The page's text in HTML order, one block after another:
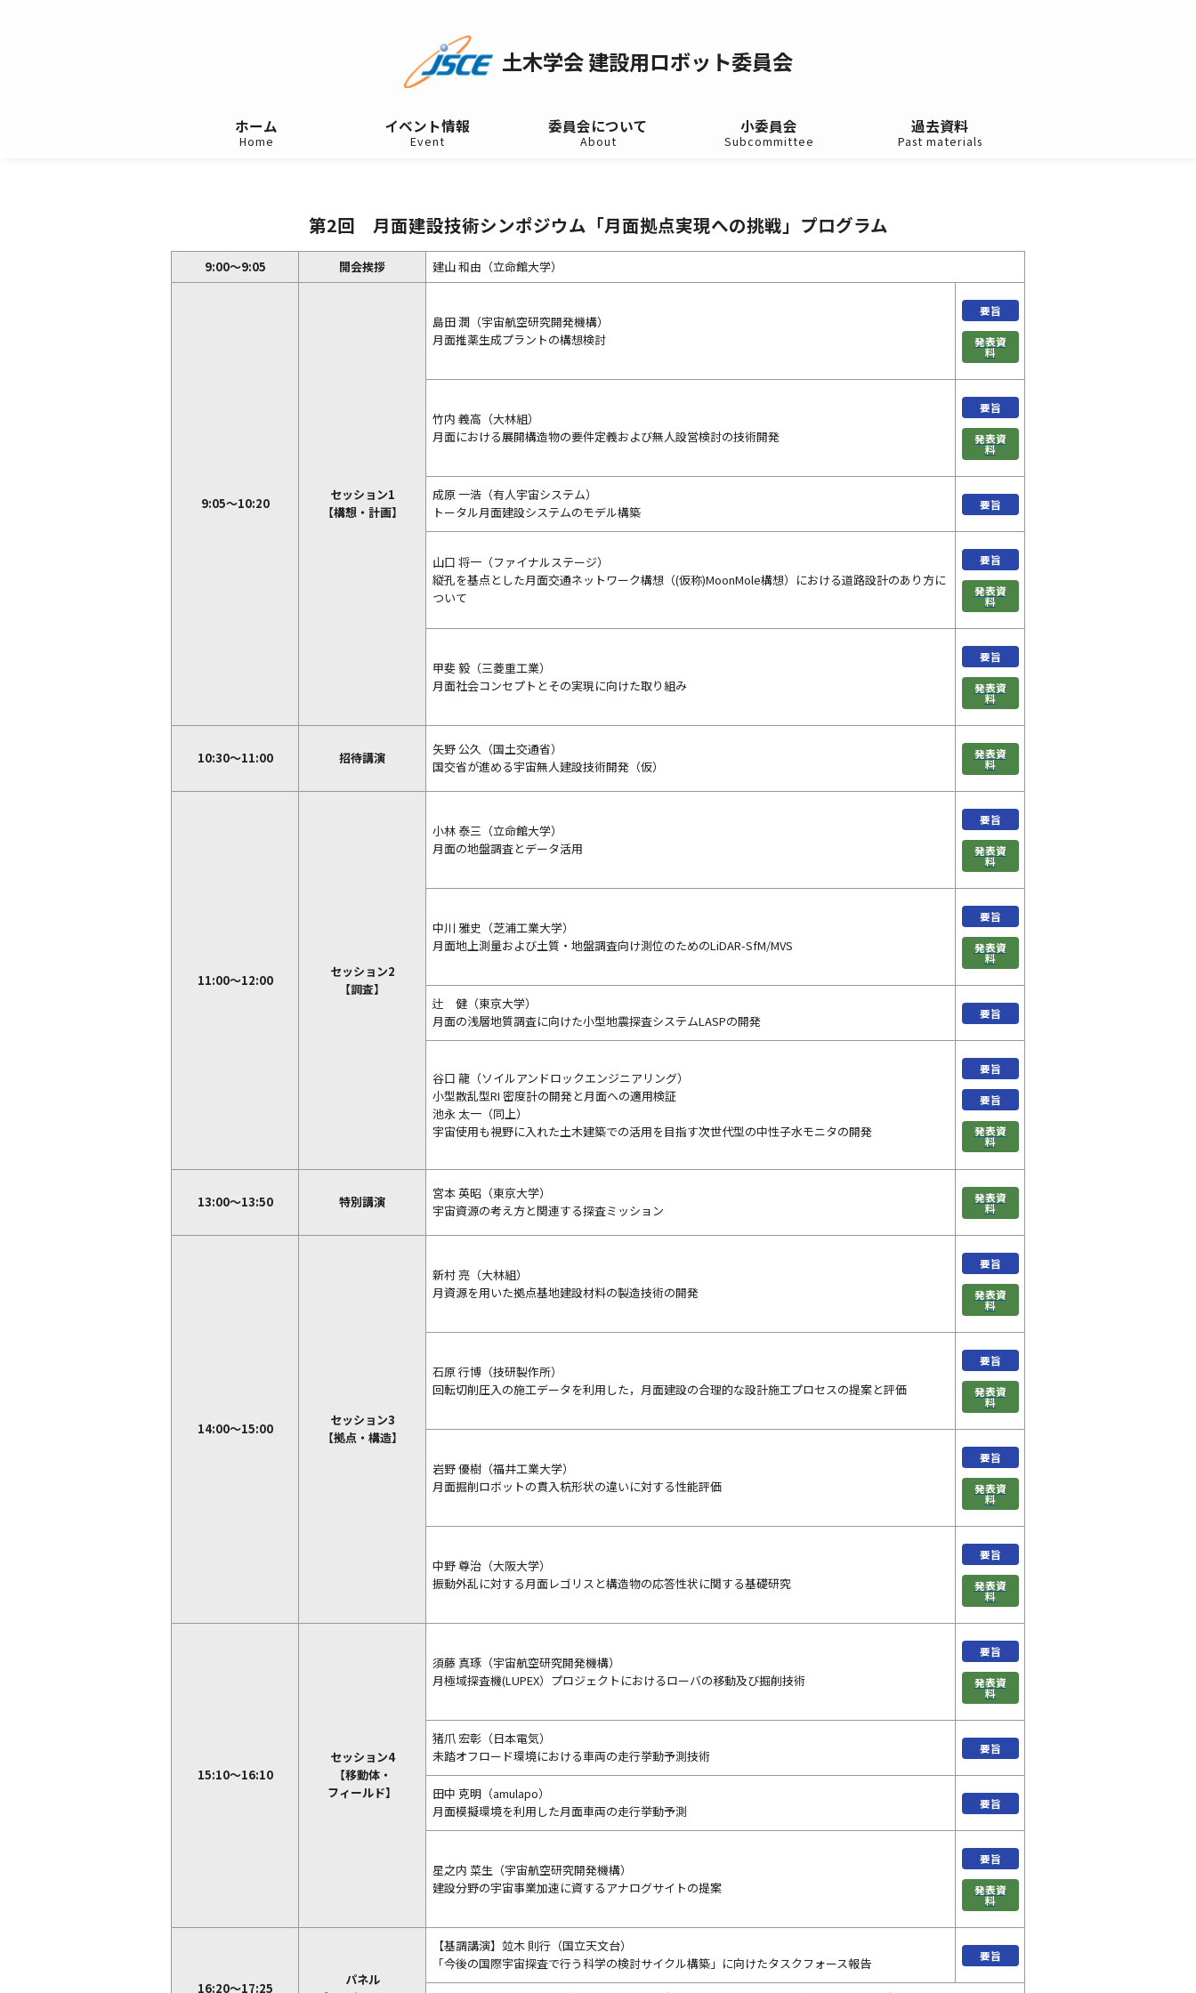
土木学会 建設用ロボット委員会
ホーム
Home
イベント情報
Event
委員会について
About
小委員会
Subcommittee
過去資料
Past materials
第2回 月面建設技術シンポジウム「月面拠点実現への挑戦」プログラム
9:00～9:05 開会挨拶 建山 和由（立命館大学）
9:05～10:20
セッション1
【構想・計画】
島田 潤（宇宙航空研究開発機構）
月面推薬生成プラントの構想検討
要旨
発表資
料
竹内 義高（大林組）
月面における展開構造物の要件定義および無人設営検討の技術開発
要旨
発表資
料
成原 一浩（有人宇宙システム）
トータル月面建設システムのモデル構築
要旨
山口 将一（ファイナルステージ）
縦孔を基点とした月面交通ネットワーク構想（(仮称)MoonMole構想）における道路設計のあり方に
ついて
要旨
発表資
料
甲斐 毅（三菱重工業）
月面社会コンセプトとその実現に向けた取り組み
要旨
発表資
料
10:30～11:00 招待講演
矢野 公久（国土交通省）
国交省が進める宇宙無人建設技術開発（仮）
発表資
料
11:00～12:00
セッション2
【調査】
小林 泰三（立命館大学）
月面の地盤調査とデータ活用
要旨
発表資
料
中川 雅史（芝浦工業大学）
月面地上測量および土質・地盤調査向け測位のためのLiDAR-SfM/MVS
要旨
発表資
料
辻 健（東京大学）
月面の浅層地質調査に向けた小型地震探査システムLASPの開発
要旨
谷口 龍（ソイルアンドロックエンジニアリング）
小型散乱型RI 密度計の開発と月面への適用検証
池永 太一（同上）
宇宙使用も視野に入れた土木建築での活用を目指す次世代型の中性子水モニタの開発
要旨
要旨
発表資
料
13:00～13:50 特別講演
宮本 英昭（東京大学）
宇宙資源の考え方と関連する探査ミッション
発表資
料
14:00～15:00
セッション3
【拠点・構造】
新村 亮（大林組）
月資源を用いた拠点基地建設材料の製造技術の開発
要旨
発表資
料
石原 行博（技研製作所）
回転切削圧入の施工データを利用した，月面建設の合理的な設計施工プロセスの提案と評価
要旨
発表資
料
岩野 優樹（福井工業大学）
月面掘削ロボットの貫入杭形状の違いに対する性能評価
要旨
発表資
料
中野 尊治（大阪大学）
振動外乱に対する月面レゴリスと構造物の応答性状に関する基礎研究
要旨
発表資
料
15:10～16:10
セッション4
【移動体・
フィールド】
須藤 真琢（宇宙航空研究開発機構）
月極域探査機(LUPEX）プロジェクトにおけるローバの移動及び掘削技術
要旨
発表資
料
猪爪 宏彰（日本電気）
未踏オフロード環境における車両の走行挙動予測技術
要旨
田中 克明（amulapo）
月面模擬環境を利用した月面車両の走行挙動予測
要旨
星之内 菜生（宇宙航空研究開発機構）
建設分野の宇宙事業加速に資するアナログサイトの提案
要旨
発表資
料
16:20～17:25
パネル
【基調講演】竝木 則行（国立天文台）
「今後の国際宇宙探査で行う科学の検討サイクル構築」に向けたタスクフォース報告
要旨